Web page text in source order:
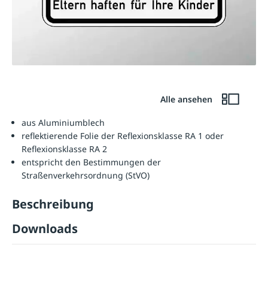
Alle ansehen
aus Aluminiumblech
reflektierende Folie der Reflexionsklasse RA 1 oder
Reflexionsklasse RA 2
entspricht den Bestimmungen der
Straßenverkehrsordnung (StVO)
Beschreibung
Downloads